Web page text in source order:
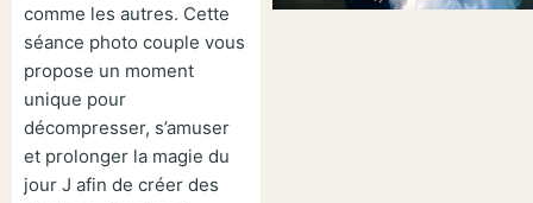
comme les autres. Cette
séance photo couple vous
propose un moment
unique pour
décompresser, s’amuser
et prolonger la magie du
jour J afin de créer des